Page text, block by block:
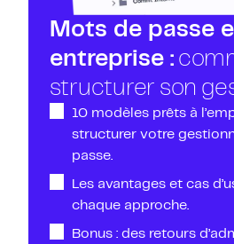
Mots de passe
entreprise :
structurer son
10 modèles prêts à
structurer votre
passe.
Les avantages et cas
chaque approche.
Bonus : des retours